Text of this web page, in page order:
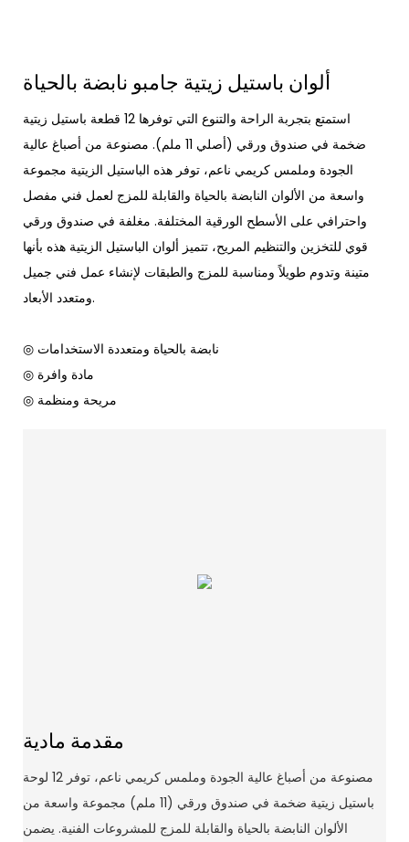
استمتع بتجربة الراحة والتنوع التي توفرها 12 قطعة باستيل زيتية
ضخمة في صندوق ورقي (أصلي 11 ملم). مصنوعة من أصباغ عالية
الجودة وملمس كريمي ناعم، توفر هذه الباستيل الزيتية مجموعة
واسعة من الألوان النابضة بالحياة والقابلة للمزج لعمل فني مفصل
واحترافي على الأسطح الورقية المختلفة. مغلفة في صندوق ورقي
قوي للتخزين والتنظيم المريح، تتميز ألوان الباستيل الزيتية هذه بأنها
متينة وتدوم طويلاً ومناسبة للمزج والطبقات لإنشاء عمل فني جميل
ومتعدد الأبعاد.
◎ مادة وافرة
◎ مريحة ومنظمة
مقدمة مادية
مصنوعة من أصباغ عالية الجودة وملمس كريمي ناعم، توفر 12 لوحة
باستيل زيتية ضخمة في صندوق ورقي (11 ملم) مجموعة واسعة من
الألوان النابضة بالحياة والقابلة للمزج للمشروعات الفنية. يضمن